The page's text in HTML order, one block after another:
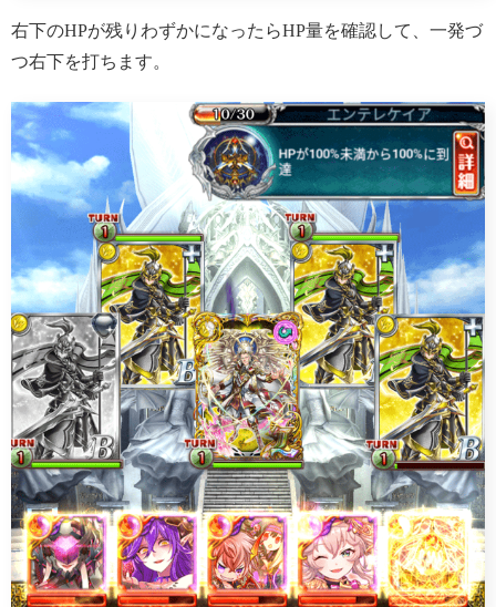
右下のHPが残りわずかになったらHP量を確認して、一発づ
つ右下を打ちます。